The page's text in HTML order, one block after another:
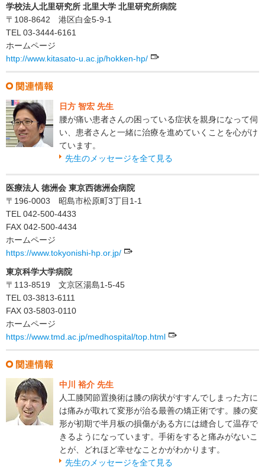
学校法人北里研究所 北里大学 北里研究所病院
〒108-8642 港区白金5-9-1
TEL 03-3444-6161
ホームページ
http://www.kitasato-u.ac.jp/hokken-hp/
日方 智宏 先生
腰が痛い患者さんの困っている症状を親身になって伺
い、患者さんと一緒に治療を進めていくことを心がけ
ています。
先生のメッセージを全て見る
医療法人 徳洲会 東京西徳洲会病院
〒196-0003 昭島市松原町3丁目1-1
TEL 042-500-4433
FAX 042-500-4434
ホームページ
https://www.tokyonishi-hp.or.jp/
東京科学大学病院
〒113-8519 文京区湯島1-5-45
TEL 03-3813-6111
FAX 03-5803-0110
ホームページ
https://www.tmd.ac.jp/medhospital/top.html
中川 裕介 先生
人工膝関節置換術は膝の病状がすすんでしまった方に
は痛みが取れて変形が治る最善の矯正術です。膝の変
形が初期で半月板の損傷がある方には縫合して温存で
きるようになっています。手術をすると痛みがないこ
とが、どれほど幸せなことかがわかります。
先生のメッセージを全て見る